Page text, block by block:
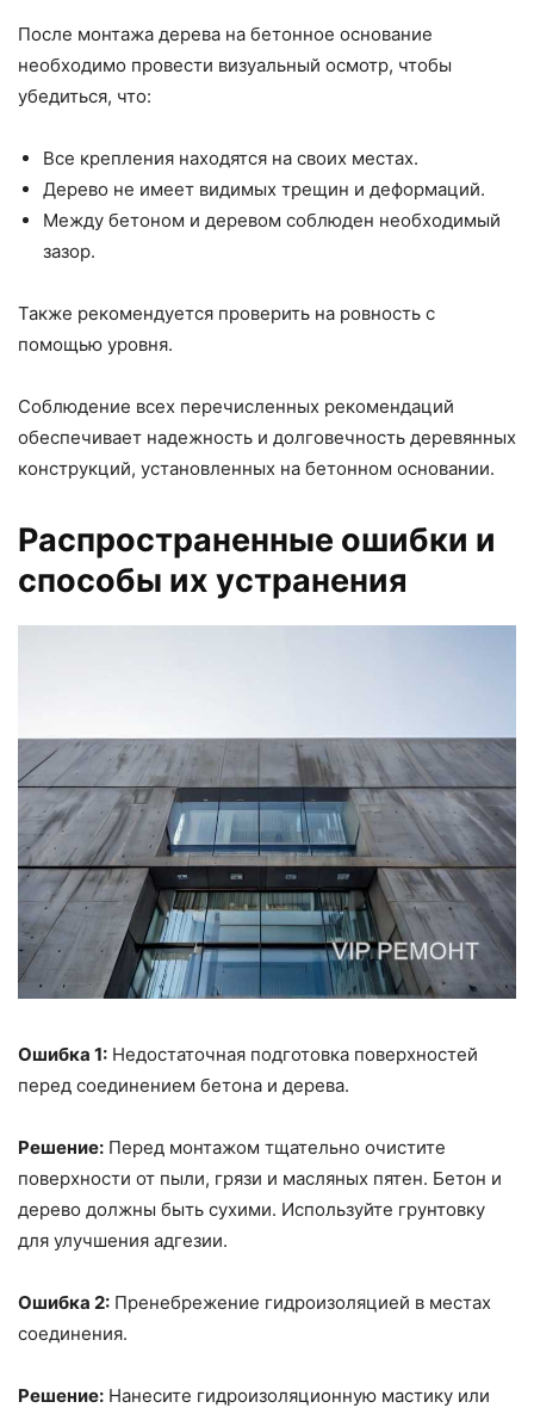
После монтажа дерева на бетонное основание
необходимо провести визуальный осмотр, чтобы
убедиться, что:
Все крепления находятся на своих местах.
Дерево не имеет видимых трещин и деформаций.
Между бетоном и деревом соблюден необходимый
зазор.
Также рекомендуется проверить на ровность с
помощью уровня.
Соблюдение всех перечисленных рекомендаций
обеспечивает надежность и долговечность деревянных
конструкций, установленных на бетонном основании.
Распространенные ошибки и
способы их устранения
Ошибка 1: Недостаточная подготовка поверхностей
перед соединением бетона и дерева.
Решение: Перед монтажом тщательно очистите
поверхности от пыли, грязи и масляных пятен. Бетон и
дерево должны быть сухими. Используйте грунтовку
для улучшения адгезии.
Ошибка 2: Пренебрежение гидроизоляцией в местах
соединения.
Решение: Нанесите гидроизоляционную мастику или